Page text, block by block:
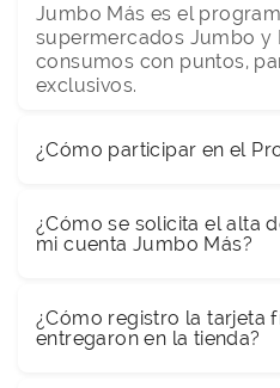
Jumbo Más es el
supermercados Jumbo y
consumos con puntos,
exclusivos.
¿Cómo participar en el
¿Cómo se solicita el alta
mi cuenta Jumbo Más?
¿Cómo registro la tarjeta
entregaron en la tienda?